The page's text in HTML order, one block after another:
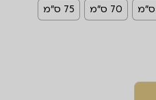
70 ס"מ
75 ס"מ